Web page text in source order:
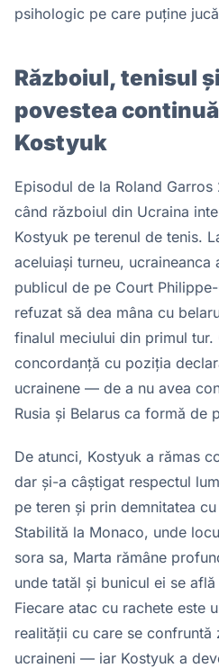
psihologic pe care puține
Războiul, tenisul
povestea
Kostyuk
Episodul de la Roland
când războiul din Ucraina
Kostyuk pe terenul de tenis.
aceluiași turneu, ucraineanca
publicul de pe Court
refuzat să dea mâna cu
finalul meciului din primul tur.
concordanță cu poziția
ucrainene — de a nu avea
Rusia și Belarus ca formă de
De atunci, Kostyuk a rămas
dar și-a câștigat respectul
pe teren și prin demnitatea
Stabilită la Monaco, unde
sora sa, Marta rămâne
unde tatăl și bunicul ei se
Fiecare atac cu rachete este
realității cu care se confruntă
ucraineni — iar Kostyuk a